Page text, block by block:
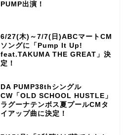
PUMP出演！
6/27(木)～7/7(日)ABCマートCM
ソングに「Pump It Up!
feat.TAKUMA THE GREAT」決
定！
DA PUMP38thシングル
CW「OLD SCHOOL HUSTLE」
ラグーナテンボス夏プールCMタ
イアップ曲に決定！